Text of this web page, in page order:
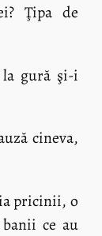
Ţipa de
gură şi-i
cineva,
pricinii, o
ce au